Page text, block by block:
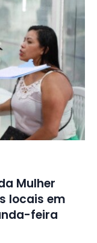
Mulher
locais em
feira